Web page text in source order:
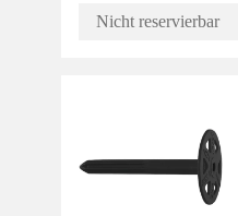
Nicht reservierbar